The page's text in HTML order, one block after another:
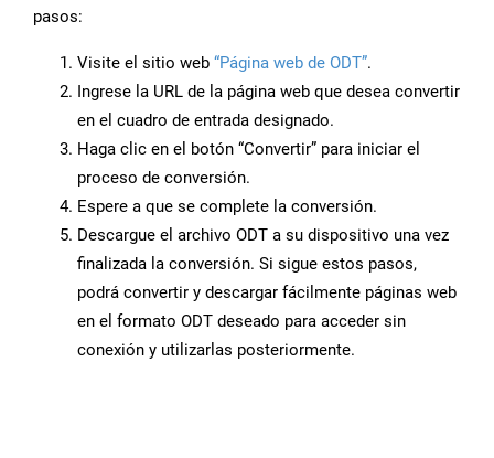
pasos:
Visite el sitio web “Página web de ODT”.
Ingrese la URL de la página web que desea convertir
en el cuadro de entrada designado.
Haga clic en el botón “Convertir” para iniciar el
proceso de conversión.
Espere a que se complete la conversión.
Descargue el archivo ODT a su dispositivo una vez
finalizada la conversión. Si sigue estos pasos,
podrá convertir y descargar fácilmente páginas web
en el formato ODT deseado para acceder sin
conexión y utilizarlas posteriormente.